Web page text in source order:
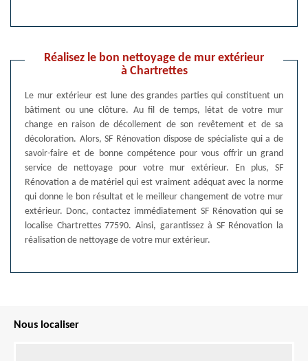
Réalisez le bon nettoyage de mur extérieur
à Chartrettes
Le mur extérieur est lune des grandes parties qui constituent un
bâtiment ou une clôture. Au fil de temps, létat de votre mur
change en raison de décollement de son revêtement et de sa
décoloration. Alors, SF Rénovation dispose de spécialiste qui a de
savoir-faire et de bonne compétence pour vous offrir un grand
service de nettoyage pour votre mur extérieur. En plus, SF
Rénovation a de matériel qui est vraiment adéquat avec la norme
qui donne le bon résultat et le meilleur changement de votre mur
extérieur. Donc, contactez immédiatement SF Rénovation qui se
localise Chartrettes 77590. Ainsi, garantissez à SF Rénovation la
réalisation de nettoyage de votre mur extérieur.
Nous localiser